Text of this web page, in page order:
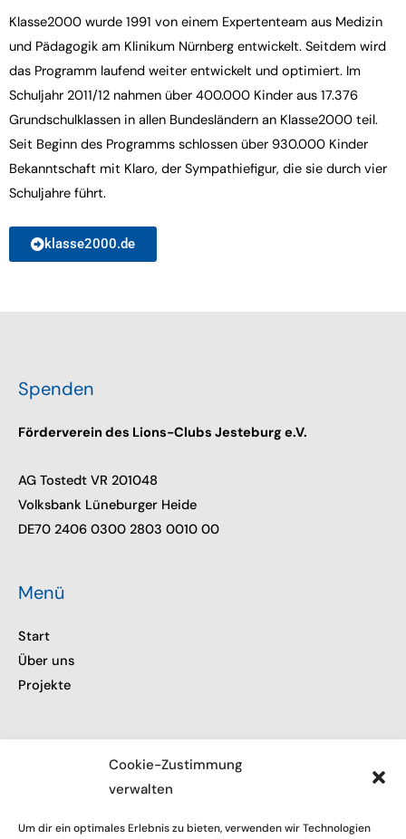
Cookie-Zustimmung
verwalten
Um dir ein optimales Erlebnis zu bieten, verwenden wir Technologien
Klasse2000 wurde 1991 von einem Expertenteam aus Medizin
und Pädagogik am Klinikum Nürnberg entwickelt. Seitdem wird
das Programm laufend weiter entwickelt und optimiert. Im
Schuljahr 2011/12 nahmen über 400.000 Kinder aus 17.376
Grundschulklassen in allen Bundesländern an Klasse2000 teil.
Seit Beginn des Programms schlossen über 930.000 Kinder
Bekanntschaft mit Klaro, der Sympathiefigur, die sie durch vier
Schuljahre führt.
klasse2000.de
Spenden
Förderverein des Lions-Clubs Jesteburg e.V.
AG Tostedt VR 201048
Volksbank Lüneburger Heide
DE70 2406 0300 2803 0010 00
Menü
Start
Über uns
Projekte